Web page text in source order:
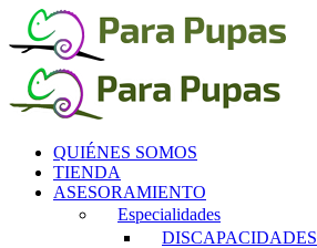
Saltar
contenido
QUIÉNES SOMOS
TIENDA
ASESORAMIENTO
Especialidades
DISCAPACIDADES